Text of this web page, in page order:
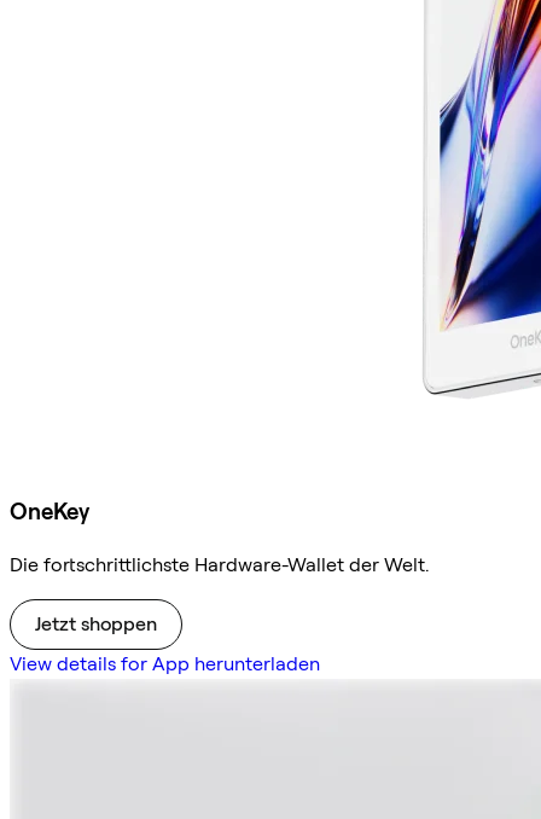
OneKey
Die fortschrittlichste Hardware-Wallet der Welt.
Jetzt shoppen
View details for App herunterladen